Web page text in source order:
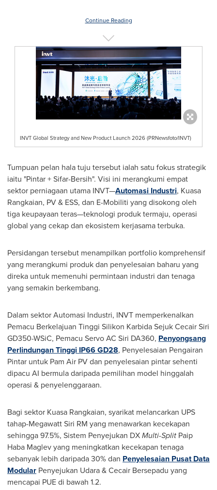
Continue Reading
INVT Global Strategy and New Product Launch 2026 (PRNewsfoto/INVT)
Tumpuan pelan hala tuju tersebut ialah satu fokus strategik
iaitu "Pintar + Sifar-Bersih". Visi ini merangkumi empat
sektor perniagaan utama INVT—Automasi Industri, Kuasa
Rangkaian, PV & ESS, dan E-Mobiliti yang disokong oleh
tiga keupayaan teras—teknologi produk termaju, operasi
global yang cekap dan ekosistem kerjasama terbuka.
Persidangan tersebut menampilkan portfolio komprehensif
yang merangkumi produk dan penyelesaian baharu yang
direka untuk memenuhi permintaan industri dan tenaga
yang semakin berkembang.
Dalam sektor Automasi Industri, INVT memperkenalkan
Pemacu Berkelajuan Tinggi Silikon Karbida Sejuk Cecair Siri
GD350-WSiC, Pemacu Servo AC Siri DA360, Penyongsang
Perlindungan Tinggi IP66 GD28, Penyelesaian Pengairan
Pintar untuk Pam Air PV dan penyelesaian pintar sehenti
dipacu AI bermula daripada pemilihan model hinggalah
operasi & penyelenggaraan.
Bagi sektor Kuasa Rangkaian, syarikat melancarkan UPS
tahap-Megawatt Siri RM yang menawarkan kecekapan
sehingga 97.5%, Sistem Penyejukan DXMulti-Split Paip
Haba Maglev yang meningkatkan kecekapan tenaga
sebanyak lebih daripada 30% dan Penyelesaian Pusat Data
Modular Penyejukan Udara & Cecair Bersepadu yang
mencapai PUE di bawah 1.2.